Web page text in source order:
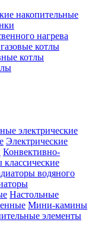
накопительные
нагрева
котлы
котлы
электрические
Электрические
Конвективно-
водяного
Настольные
Мини-камины
элементы